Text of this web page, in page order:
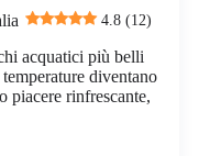
4.8 (12)
acquatici più belli
diventano
piacere rinfrescante,